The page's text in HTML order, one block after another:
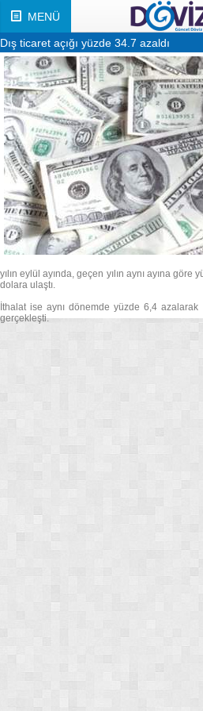
MENÜ
Dış ticaret açığı yüzde 34.7 azaldı
yılın eylül ayında, geçen yılın aynı ayına
dolara ulaştı.
İthalat ise aynı dönemde yüzde 6,4
gerçekleşti.